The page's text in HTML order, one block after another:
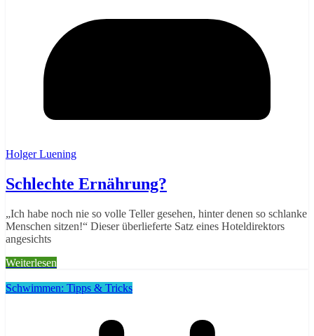
Holger Luening
Schlechte Ernährung?
„Ich habe noch nie so volle Teller gesehen, hinter denen so schlanke
Menschen sitzen!“ Dieser überlieferte Satz eines Hoteldirektors
angesichts
Weiterlesen
Schwimmen: Tipps & Tricks